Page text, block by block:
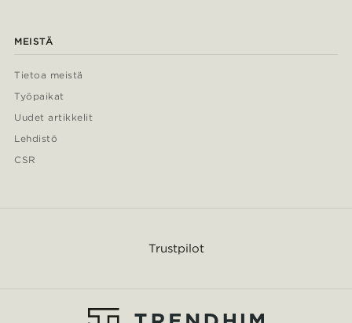
MEISTÄ
Tietoa meistä
Työpaikat
Uudet artikkelit
Lehdistö
CSR
Trustpilot